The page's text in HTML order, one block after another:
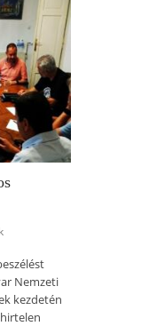
Nemzeti
kezdetén